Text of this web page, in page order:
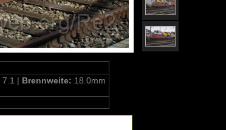
7.1 | Brennweite: 18.0mm